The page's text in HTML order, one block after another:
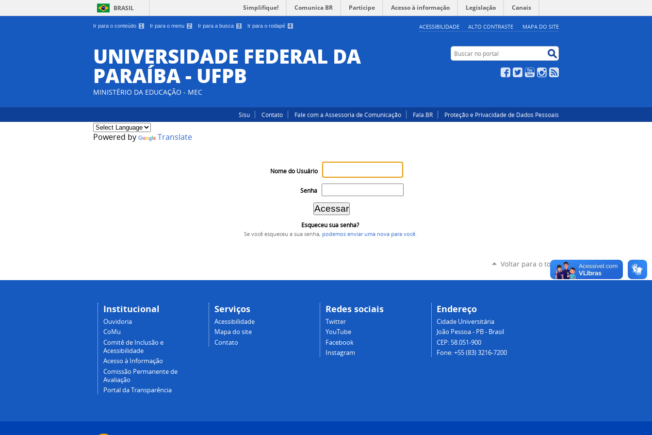
Ir para o conteúdo 1 Ir para o menu 2 Ir para a busca 3 Ir para o rodapé 4 ACESSIBILIDADE ALTO CONTRASTE MAPA DO SITE
BRASIL Simplifique! Comunica BR Participe Acesso à informação Legislação Canais
UNIVERSIDADE FEDERAL DA
PARAÍBA - UFPB
MINISTÉRIO DA EDUCAÇÃO - MEC
Buscar no portal
Facebook
TwitterYouTubeInstagram
Sisu Contato Fale com a Assessoria de Comunicação Fala.BR Proteção e Privacidade de Dados Pessoais
Powered by Translate
Nome do Usuário
Senha
Esqueceu sua senha?
Se você esqueceu a sua senha, podemos enviar uma nova para você.
Voltar para o topo
Institucional
Ouvidoria
CoMu
Comitê de Inclusão e
Acessibilidade
Acesso à Informação
Comissão Permanente de
Avaliação
Portal da Transparência
Serviços
Acessibilidade
Mapa do site
Contato
Redes sociais
Twitter
YouTube
Facebook
Instagram
Endereço
Cidade Universitária
João Pessoa - PB - Brasil
CEP: 58.051-900
Fone: +55 (83) 3216-7200